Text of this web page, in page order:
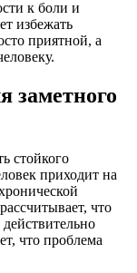
к боли и
избежать
приятной, а
заметного
стойкого
приходит на
что
что проблема